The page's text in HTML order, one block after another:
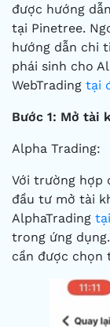
được hướng
tại Pinetree.
hướng dẫn chi
phái sinh cho
WebTrading tại
Bước 1: Mở tài
Alpha Trading:
Với trường hợp
đầu tư mở tài
AlphaTrading
trong ứng
cần được chọn